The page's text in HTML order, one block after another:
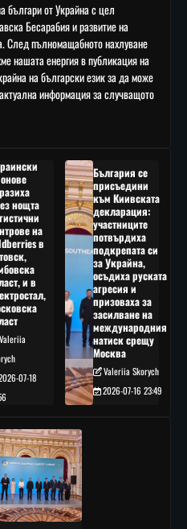
българи от Украйна с цел
Бесарабия и развитие на
След пълномащабното нахлуване
нашата енергия в публикация на
на български език за да може
информация за случващото
нощта
на
в
и в
Valeriia
07-18
България се
присъедини
към Киивската
декларация:
участниците
потвърдиха
подкрепата си
за Украйна,
осъдиха руската
агресия и
призоваха за
засилване на
международния
натиск срещу
Москва
Valeriia Skorych
2026-07-16 23:49